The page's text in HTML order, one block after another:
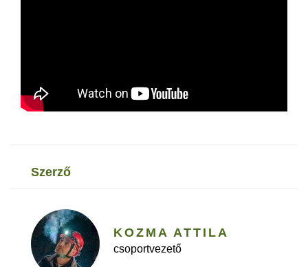
szerző
KOZMA ATTILA
csoportvezető